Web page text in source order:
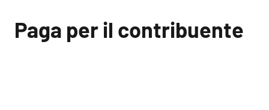
Paga per il contribuente